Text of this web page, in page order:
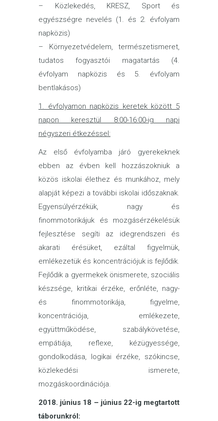
– Közlekedés, KRESZ, Sport és
egyészségre nevelés (1. és 2. évfolyam
napközis)
– Környezetvédelem, természetismeret,
tudatos fogyasztói magatartás (4.
évfolyam napközis és 5. évfolyam
bentlakásos)
1. évfolyamon napközis keretek között 5
napon keresztül 8:00-16:00-ig napi
négyszeri étkezéssel:
Az első évfolyamba járó gyerekeknek
ebben az évben kell hozzászokniuk a
közös iskolai élethez és munkához, mely
alapját képezi a további iskolai időszaknak.
Egyensúlyérzékük, nagy és
finommotorikájuk és mozgásérzékelésük
fejlesztése segíti az idegrendszeri és
akarati érésüket, ezáltal figyelmük,
emlékezetük és koncentrációjuk is fejlődik.
Fejlődik a gyermekek önismerete, szociális
készsége, kritikai érzéke, erőnléte, nagy-
és finommotorikája, figyelme,
koncentrációja, emlékezete,
együttműködése, szabálykövetése,
empátiája, reflexe, kézügyessége,
gondolkodása, logikai érzéke, szókincse,
közlekedési ismerete,
mozgáskoordinációja.
2018. június 18 – június 22-ig megtartott
táborunkról: